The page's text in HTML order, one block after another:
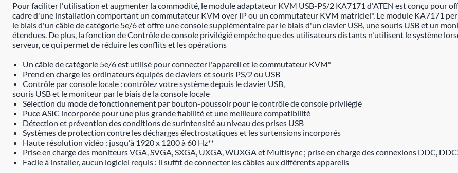
Pour faciliter l'utilisation et augmenter la commodité, le module adaptateur KVM USB-PS/2 KA7171 d'ATEN est conçu pour
cadre d'une installation comportant un commutateur KVM over IP ou un commutateur KVM matriciel*. Le module KA7171
le biais d'un câble de catégorie 5e/6 et offre une console supplémentaire par le biais d'un clavier USB, une souris USB et un
étendues. De plus, la fonction de Contrôle de console privilégié empêche que des utilisateurs distants n'utilisent le système
serveur, ce qui permet de réduire les conflits et les opérations
Un câble de catégorie 5e/6 est utilisé pour connecter l'appareil et le commutateur KVM*
Prend en charge les ordinateurs équipés de claviers et souris PS/2 ou USB
Contrôle par console locale : contrôlez votre système depuis le clavier USB,
souris USB et le moniteur par le biais de la console locale
Sélection du mode de fonctionnement par bouton-poussoir pour le contrôle de console privilégié
Puce ASIC incorporée pour une plus grande fiabilité et une meilleure compatibilité
Détection et prévention des conditions de surintensité au niveau des prises USB
Systèmes de protection contre les décharges électrostatiques et les surtensions incorporés
Haute résolution vidéo : jusqu'à 1920 x 1200 à 60 Hz**
Prise en charge des moniteurs VGA, SVGA, SXGA, UXGA, WUXGA et Multisync ; prise en charge des connexions DDC,
Facile à installer, aucun logiciel requis : il suffit de connecter les câbles aux différents appareils